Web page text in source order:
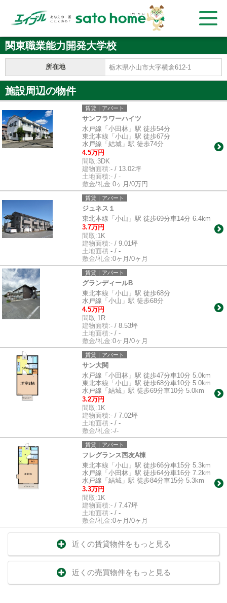
関東職業能力開発大学校
所在地 栃木県小山市大字横倉612-1
施設周辺の物件
賃貸｜アパート
サンフラワーハイツ
水戸線「小田林」駅 徒歩54分
東北本線「小山」駅 徒歩67分
水戸線「結城」駅 徒歩74分
4.5万円
間取:3DK
建物面積:- / 13.02坪
土地面積:- / -
敷金/礼金:0ヶ月/0万円
賃貸｜アパート
ジュネス１
東北本線「小山」駅 徒歩69分車14分 6.4km
3.7万円
間取:1K
建物面積:- / 9.01坪
土地面積:- / -
敷金/礼金:0ヶ月/0ヶ月
賃貸｜アパート
グランディールB
東北本線「小山」駅 徒歩68分
水戸線「小山」駅 徒歩68分
4.5万円
間取:1R
建物面積:- / 8.53坪
土地面積:- / -
敷金/礼金:0ヶ月/0ヶ月
賃貸｜アパート
サン大関
水戸線「小田林」駅 徒歩47分車10分 5.0km
東北本線「小山」駅 徒歩68分車10分 5.0km
水戸線「結城」駅 徒歩69分車10分 5.0km
3.2万円
間取:1K
建物面積:- / 7.02坪
土地面積:- / -
敷金/礼金:-/-
賃貸｜アパート
フレグランス西友A棟
東北本線「小山」駅 徒歩66分車15分 5.3km
水戸線「小田林」駅 徒歩64分車16分 7.2km
水戸線「結城」駅 徒歩84分車15分 5.3km
3.3万円
間取:1K
建物面積:- / 7.47坪
土地面積:- / -
敷金/礼金:0ヶ月/0ヶ月
近くの賃貸物件をもっと見る
近くの売買物件をもっと見る